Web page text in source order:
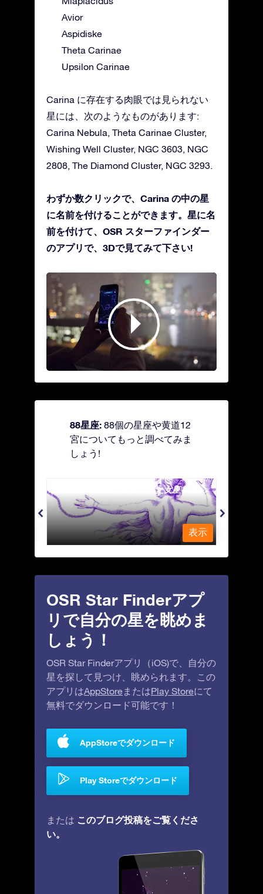
Avior
Aspidiske
Theta Carinae
Upsilon Carinae
Carina に存在する肉眼では見られない
星には、次のようなものがあります:
Carina Nebula, Theta Carinae Cluster,
Wishing Well Cluster, NGC 3603, NGC
2808, The Diamond Cluster, NGC 3293.
わずか数クリックで、Carina の中の星
に名前を付けることができます。星に名
前を付けて、OSR スターファインダー
のアプリで、3Dで見てみて下さい!
88星座: 88個の星座や黄道12
宮についてもっと調べてみま
しょう!
Andromeda - 鎖で縛られた女座
表示
OSR Star Finderアプ
リで自分の星を眺めま
しょう！
OSR Star Finderアプリ（iOS)で、自分の
星を探して見つけ、眺められます。この
アプリはAppStore またはPlay Storeにて
無料でダウンロード可能です！
AppStoreでダウンロード
Play Storeでダウンロード
または このブログ投稿をご覧くださ
い。